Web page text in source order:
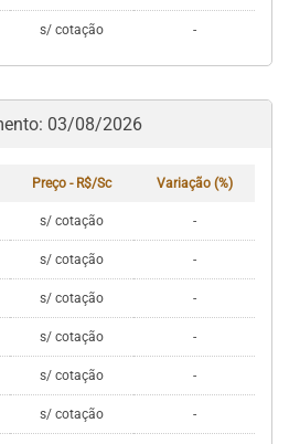
s/ cotação -
03/08/2026
Preço - R$/Sc Variação (%)
s/ cotação -
s/ cotação -
s/ cotação -
s/ cotação -
s/ cotação -
s/ cotação -